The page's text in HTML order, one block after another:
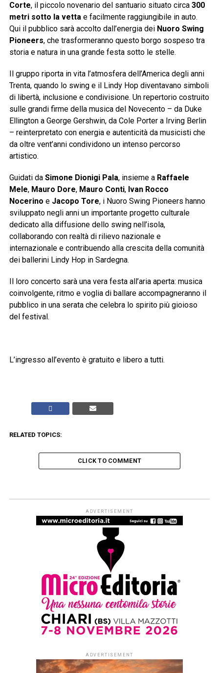
Corte, il piccolo novenario del santuario situato circa 300
metri sotto la vettae facilmente raggiungibile in auto.
Qui il pubblico sarà accolto dall’energia dei Nuoro Swing
Pioneers, che trasformeranno questo borgo sospeso tra
storia e natura in una grande festa sotto le stelle.
Il gruppo riporta in vita l’atmosfera dell’America degli anni
Trenta, quando lo swing e il Lindy Hop diventavano simboli
di libertà, inclusione e condivisione. Un repertorio costruito
sulle grandi firme della musica del Novecento – da Duke
Ellington a George Gershwin, da Cole Porter a Irving Berlin
– reinterpretato con energia e autenticità da musicisti che
da oltre vent’anni condividono un intenso percorso
artistico.
Guidati da Simone Dionigi Pala, insieme a Raffaele
Mele, Mauro Dore, Mauro Conti, Ivan Rocco
Nocerino e Jacopo Tore, i Nuoro Swing Pioneers hanno
sviluppato negli anni un importante progetto culturale
dedicato alla diffusione dello swing nell’isola,
collaborando con realtà di rilievo nazionale e
internazionale e contribuendo alla crescita della comunità
dei ballerini Lindy Hop in Sardegna.
Il loro concerto sarà una vera festa all’aria aperta: musica
coinvolgente, ritmo e voglia di ballare accompagneranno il
pubblico in una serata che celebra lo spirito più gioioso
del festival.
L’ingresso all’evento è gratuito e libero a tutti.
RELATED TOPICS:
CLICK TO COMMENT
NONSOLOLIBRI
Ginesio Fest: Premio Remo Girone
all’Arte dell’Attore a Maria Paiato
e Valerio Binasco
2 settimane ago on
25 Luglio 2026
By Redazione Leggere:tutti